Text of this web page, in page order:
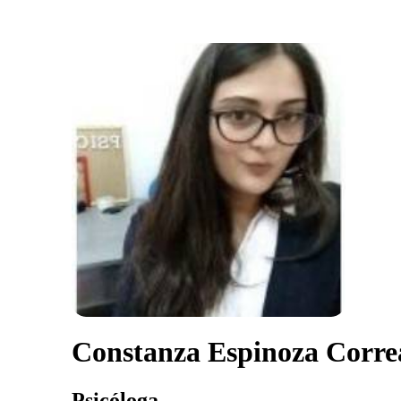
Constanza Espinoza